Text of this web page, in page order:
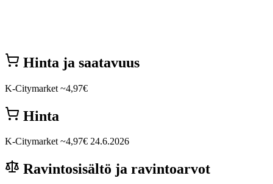
Hinta ja saatavuus
K-Citymarket ~4,97€
Hinta
K-Citymarket ~4,97€ 24.6.2026
Ravintosisältö ja ravintoarvot